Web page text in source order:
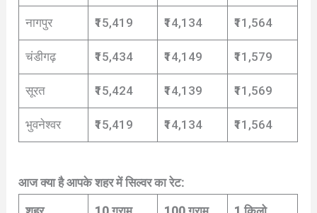
नागपुर ₹15,419 ₹14,134 ₹11,564
चंडीगढ़ ₹15,434 ₹14,149 ₹11,579
सूरत ₹15,424 ₹14,139 ₹11,569
भुवनेश्वर ₹15,419 ₹14,134 ₹11,564
आज क्या है आपके शहर में सिल्वर का रेट: